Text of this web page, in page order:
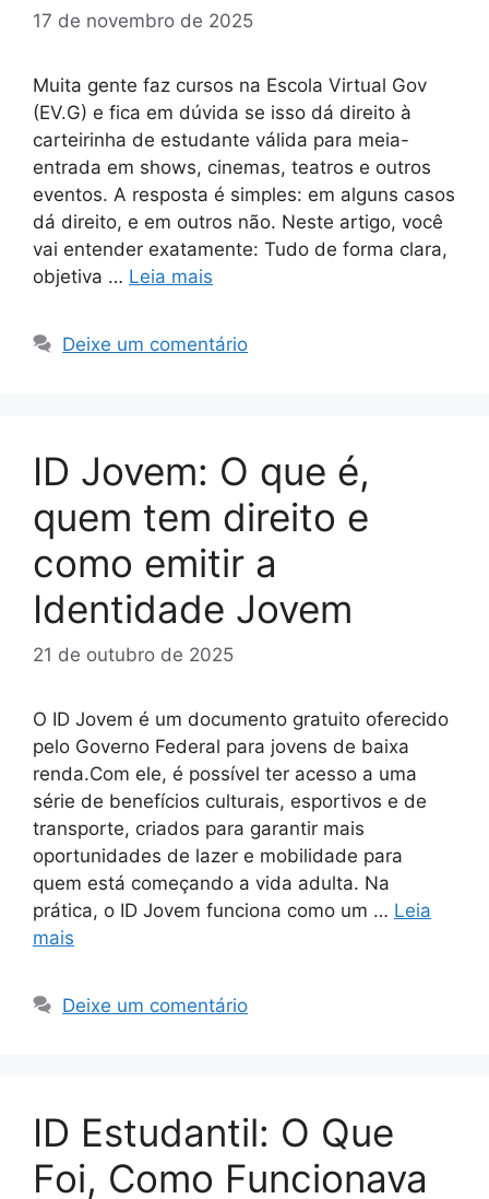
17 de novembro de 2025
Muita gente faz cursos na Escola Virtual Gov
(EV.G) e fica em dúvida se isso dá direito à
carteirinha de estudante válida para meia-
entrada em shows, cinemas, teatros e outros
eventos. A resposta é simples: em alguns casos
dá direito, e em outros não. Neste artigo, você
vai entender exatamente: Tudo de forma clara,
objetiva … Leia mais
Deixe um comentário
ID Jovem: O que é,
quem tem direito e
como emitir a
Identidade Jovem
21 de outubro de 2025
O ID Jovem é um documento gratuito oferecido
pelo Governo Federal para jovens de baixa
renda.Com ele, é possível ter acesso a uma
série de benefícios culturais, esportivos e de
transporte, criados para garantir mais
oportunidades de lazer e mobilidade para
quem está começando a vida adulta. Na
prática, o ID Jovem funciona como um … Leia
mais
Deixe um comentário
ID Estudantil: O Que
Foi, Como Funcionava